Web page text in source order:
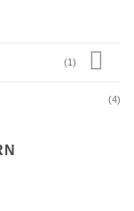
(1)
(4)